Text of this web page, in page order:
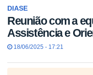
DIASE
Reunião com a
Assistência e
18/06/2025 - 17:21